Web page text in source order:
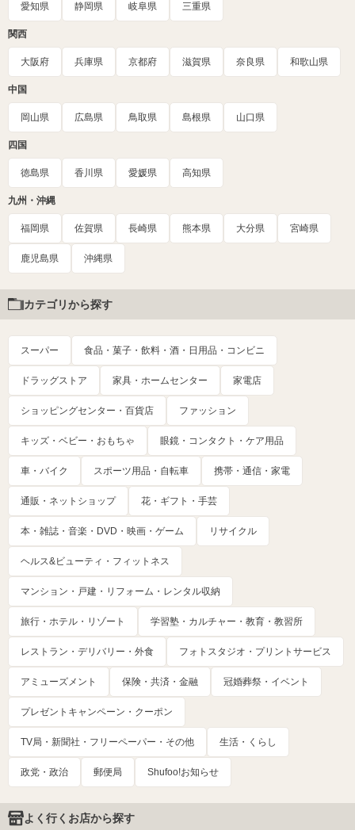
愛知県 静岡県 岐阜県 三重県
関西
大阪府 兵庫県 京都府 滋賀県 奈良県 和歌山県
中国
岡山県 広島県 鳥取県 島根県 山口県
四国
徳島県 香川県 愛媛県 高知県
九州・沖縄
福岡県 佐賀県 長崎県 熊本県 大分県 宮崎県
鹿児島県 沖縄県
カテゴリから探す
スーパー 食品・菓子・飲料・酒・日用品・コンビニ
ドラッグストア 家具・ホームセンター 家電店
ショッピングセンター・百貨店 ファッション
キッズ・ベビー・おもちゃ 眼鏡・コンタクト・ケア用品
車・バイク スポーツ用品・自転車 携帯・通信・家電
通販・ネットショップ 花・ギフト・手芸
本・雑誌・音楽・DVD・映画・ゲーム リサイクル
ヘルス&ビューティ・フィットネス
マンション・戸建・リフォーム・レンタル収納
旅行・ホテル・リゾート 学習塾・カルチャー・教育・教習所
レストラン・デリバリー・外食 フォトスタジオ・プリントサービス
アミューズメント 保険・共済・金融 冠婚葬祭・イベント
プレゼントキャンペーン・クーポン
TV局・新聞社・フリーペーパー・その他 生活・くらし
政党・政治 郵便局 Shufoo!お知らせ
よく行くお店から探す